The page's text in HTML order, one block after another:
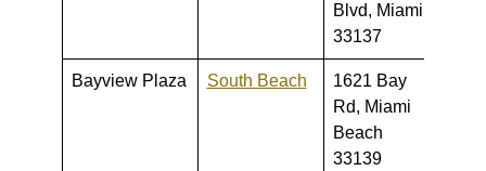
Blvd, Miami
33137
Bayview Plaza South Beach
1621 Bay
Rd, Miami
Beach
33139